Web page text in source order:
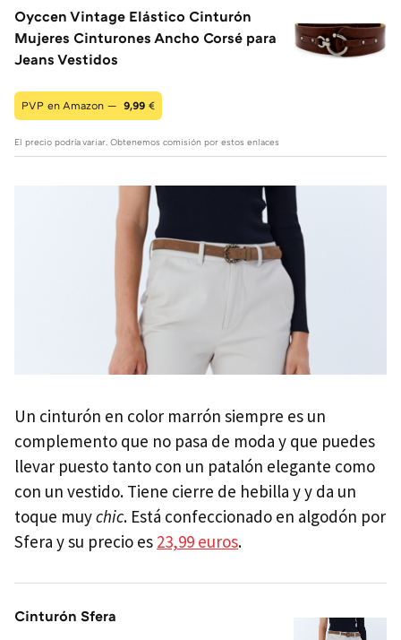
Oyccen Vintage Elástico Cinturón
Mujeres Cinturones Ancho Corsé para
Jeans Vestidos
PVP en Amazon — 9,99 €
El precio podría variar. Obtenemos comisión por estos enlaces
Un cinturón en color marrón siempre es un
complemento que no pasa de moda y que puedes
llevar puesto tanto con un patalón elegante como
con un vestido. Tiene cierre de hebilla y y da un
toque muychic. Está confeccionado en algodón por
Sfera y su precio es 23,99 euros.
Cinturón Sfera